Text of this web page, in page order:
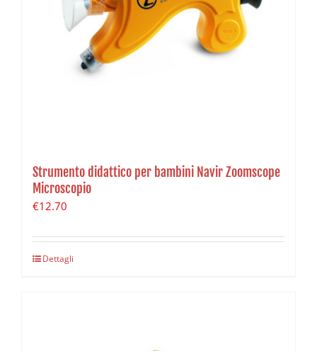
Strumento didattico per bambini Navir Zoomscope
Microscopio
€12.70
Dettagli